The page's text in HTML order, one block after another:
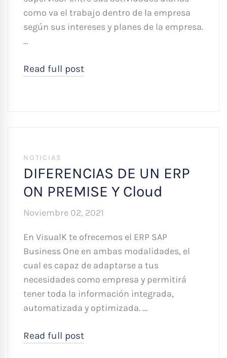
como va el trabajo dentro de la empresa
según sus intereses y planes de la empresa.
…
Read full post
NOTICIAS
DIFERENCIAS DE UN ERP
ON PREMISE Y Cloud
Noviembre 02, 2021
En VisualK te ofrecemos el ERP SAP
Business One en ambas modalidades, el
cual es capaz de adaptarse a tus
necesidades como empresa y permitirá
tener toda la información integrada,
automatizada y optimizada. …
Read full post